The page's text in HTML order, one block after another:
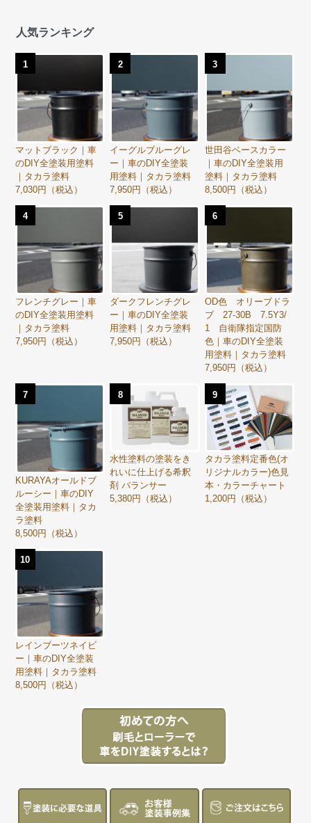
人気ランキング
1
マットブラック｜車
のDIY全塗装用塗料
｜タカラ塗料
7,030円（税込）
2
イーグルブルーグレ
ー｜車のDIY全塗装
用塗料｜タカラ塗料
7,950円（税込）
3
世田谷ベースカラー
｜車のDIY全塗装用
塗料｜タカラ塗料
8,500円（税込）
4
フレンチグレー｜車
のDIY全塗装用塗料
｜タカラ塗料
7,950円（税込）
5
ダークフレンチグレ
ー｜車のDIY全塗装
用塗料｜タカラ塗料
7,950円（税込）
6
OD色 オリーブドラ
ブ 27-30B 7.5Y3/
1 自衛隊指定国防
色｜車のDIY全塗装
用塗料｜タカラ塗料
7,950円（税込）
7
KURAYAオールドブ
ルーシー｜車のDIY
全塗装用塗料｜タカ
ラ塗料
8,500円（税込）
8
水性塗料の塗装をき
れいに仕上げる希釈
剤 バランサー
5,380円（税込）
9
タカラ塗料定番色(オ
リジナルカラー)色見
本・カラーチャート
1,200円（税込）
10
レインブーツネイビ
ー｜車のDIY全塗装
用塗料｜タカラ塗料
8,500円（税込）